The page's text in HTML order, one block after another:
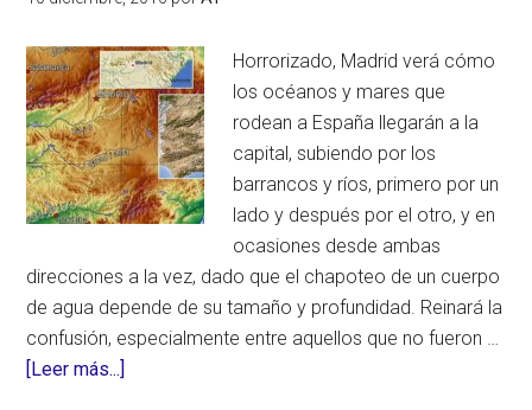
los
polos
Horrorizado, Madrid verá cómo
los océanos y mares que
rodean a España llegarán a la
capital, subiendo por los
barrancos y ríos, primero por un
lado y después por el otro, y en
ocasiones desde ambas
direcciones a la vez, dado que el chapoteo de un cuerpo
de agua depende de su tamaño y profundidad. Reinará la
confusión, especialmente entre aquellos que no fueron …
[Leer más...]